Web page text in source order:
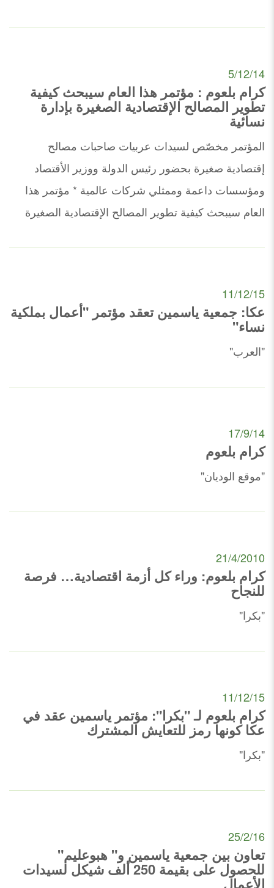
5/12/14
كرام بلعوم : مؤتمر هذا العام سيبحث كيفية
تطوير المصالح الإقتصادية الصغيرة بإدارة
نسائية
المؤتمر مخصّص لسيدات عربيات صاحبات مصالح
إقتصادية صغيرة بحضور رئيس الدولة ووزير الأقتصاد
ومؤسسات داعمة وممثلي شركات عالمية * مؤتمر هذا
العام سيبحث كيفية تطوير المصالح الإقتصادية الصغيرة
11/12/15
عكا: جمعية ياسمين تعقد مؤتمر "أعمال بملكية
نساء"
"العرب"
17/9/14
كرام بلعوم
"موقع الوديان"
21/4/2010
كرام بلعوم: وراء كل أزمة اقتصادية… فرصة
للنجاح
"بكرا"
11/12/15
كرام بلعوم لـ "بكرا": مؤتمر ياسمين عقد في
عكا كونها رمز للتعايش المشترك
"بكرا"
25/2/16
تعاون بين جمعية ياسمين و" هبوعليم"
للحصول على بقيمة 250 ألف شيكل لسيدات
الأعمال